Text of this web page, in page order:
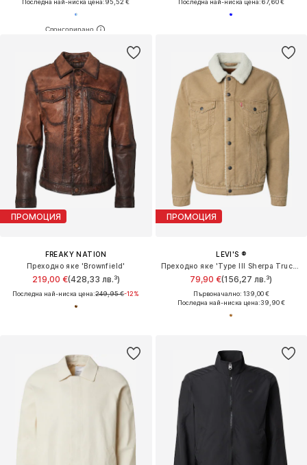
Последна най-ниска цена:95,52 €
Последна най-ниска цена:67,60 €
ПРОМОЦИЯ
FREAKY NATION
Преходно яке 'Brownfield'
219,00 €(428,33 лв.³)
Последна най-ниска цена:249,95 €-12%
ПРОМОЦИЯ
LEVI'S ®
Преходно яке 'Type III Sherpa Trucker Jacket'
79,90 €(156,27 лв.³)
Първоначално: 139,00 €
Последна най-ниска цена:39,90 €